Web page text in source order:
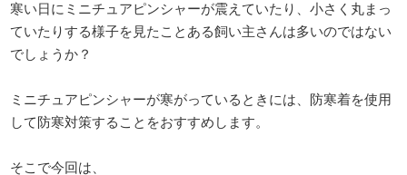
寒い日にミニチュアピンシャーが震えていたり、小さく丸まっ
ていたりする様子を見たことある飼い主さんは多いのではない
でしょうか？
ミニチュアピンシャーが寒がっているときには、防寒着を使用
して防寒対策することをおすすめします。
そこで今回は、